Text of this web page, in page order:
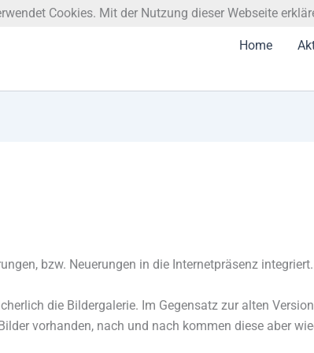
Home
bzw. Neuerungen in die Internetpräsenz integriert.
die Bildergalerie. Im Gegensatz zur alten
vorhanden, nach und nach kommen diese aber
Cookies. Mit der Nutzung dieser Webseite